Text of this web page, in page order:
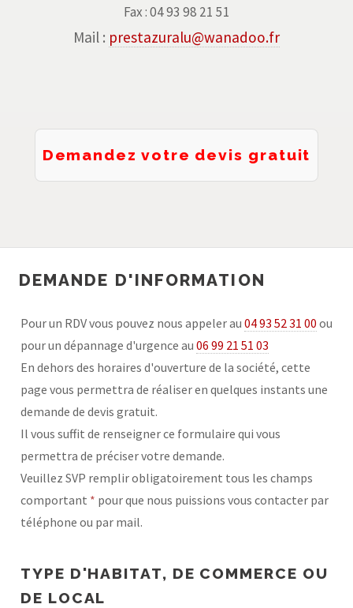
Fax : 04 93 98 21 51
Mail : prestazuralu@wanadoo.fr
Demandez votre devis gratuit
DEMANDE D'INFORMATION
Pour un RDV vous pouvez nous appeler au 04 93 52 31 00 ou
pour un dépannage d'urgence au 06 99 21 51 03
En dehors des horaires d'ouverture de la société, cette
page vous permettra de réaliser en quelques instants une
demande de devis gratuit.
Il vous suffit de renseigner ce formulaire qui vous
permettra de préciser votre demande.
Veuillez SVP remplir obligatoirement tous les champs
comportant *
téléphone ou par mail.
TYPE D'HABITAT, DE COMMERCE OU
DE LOCAL